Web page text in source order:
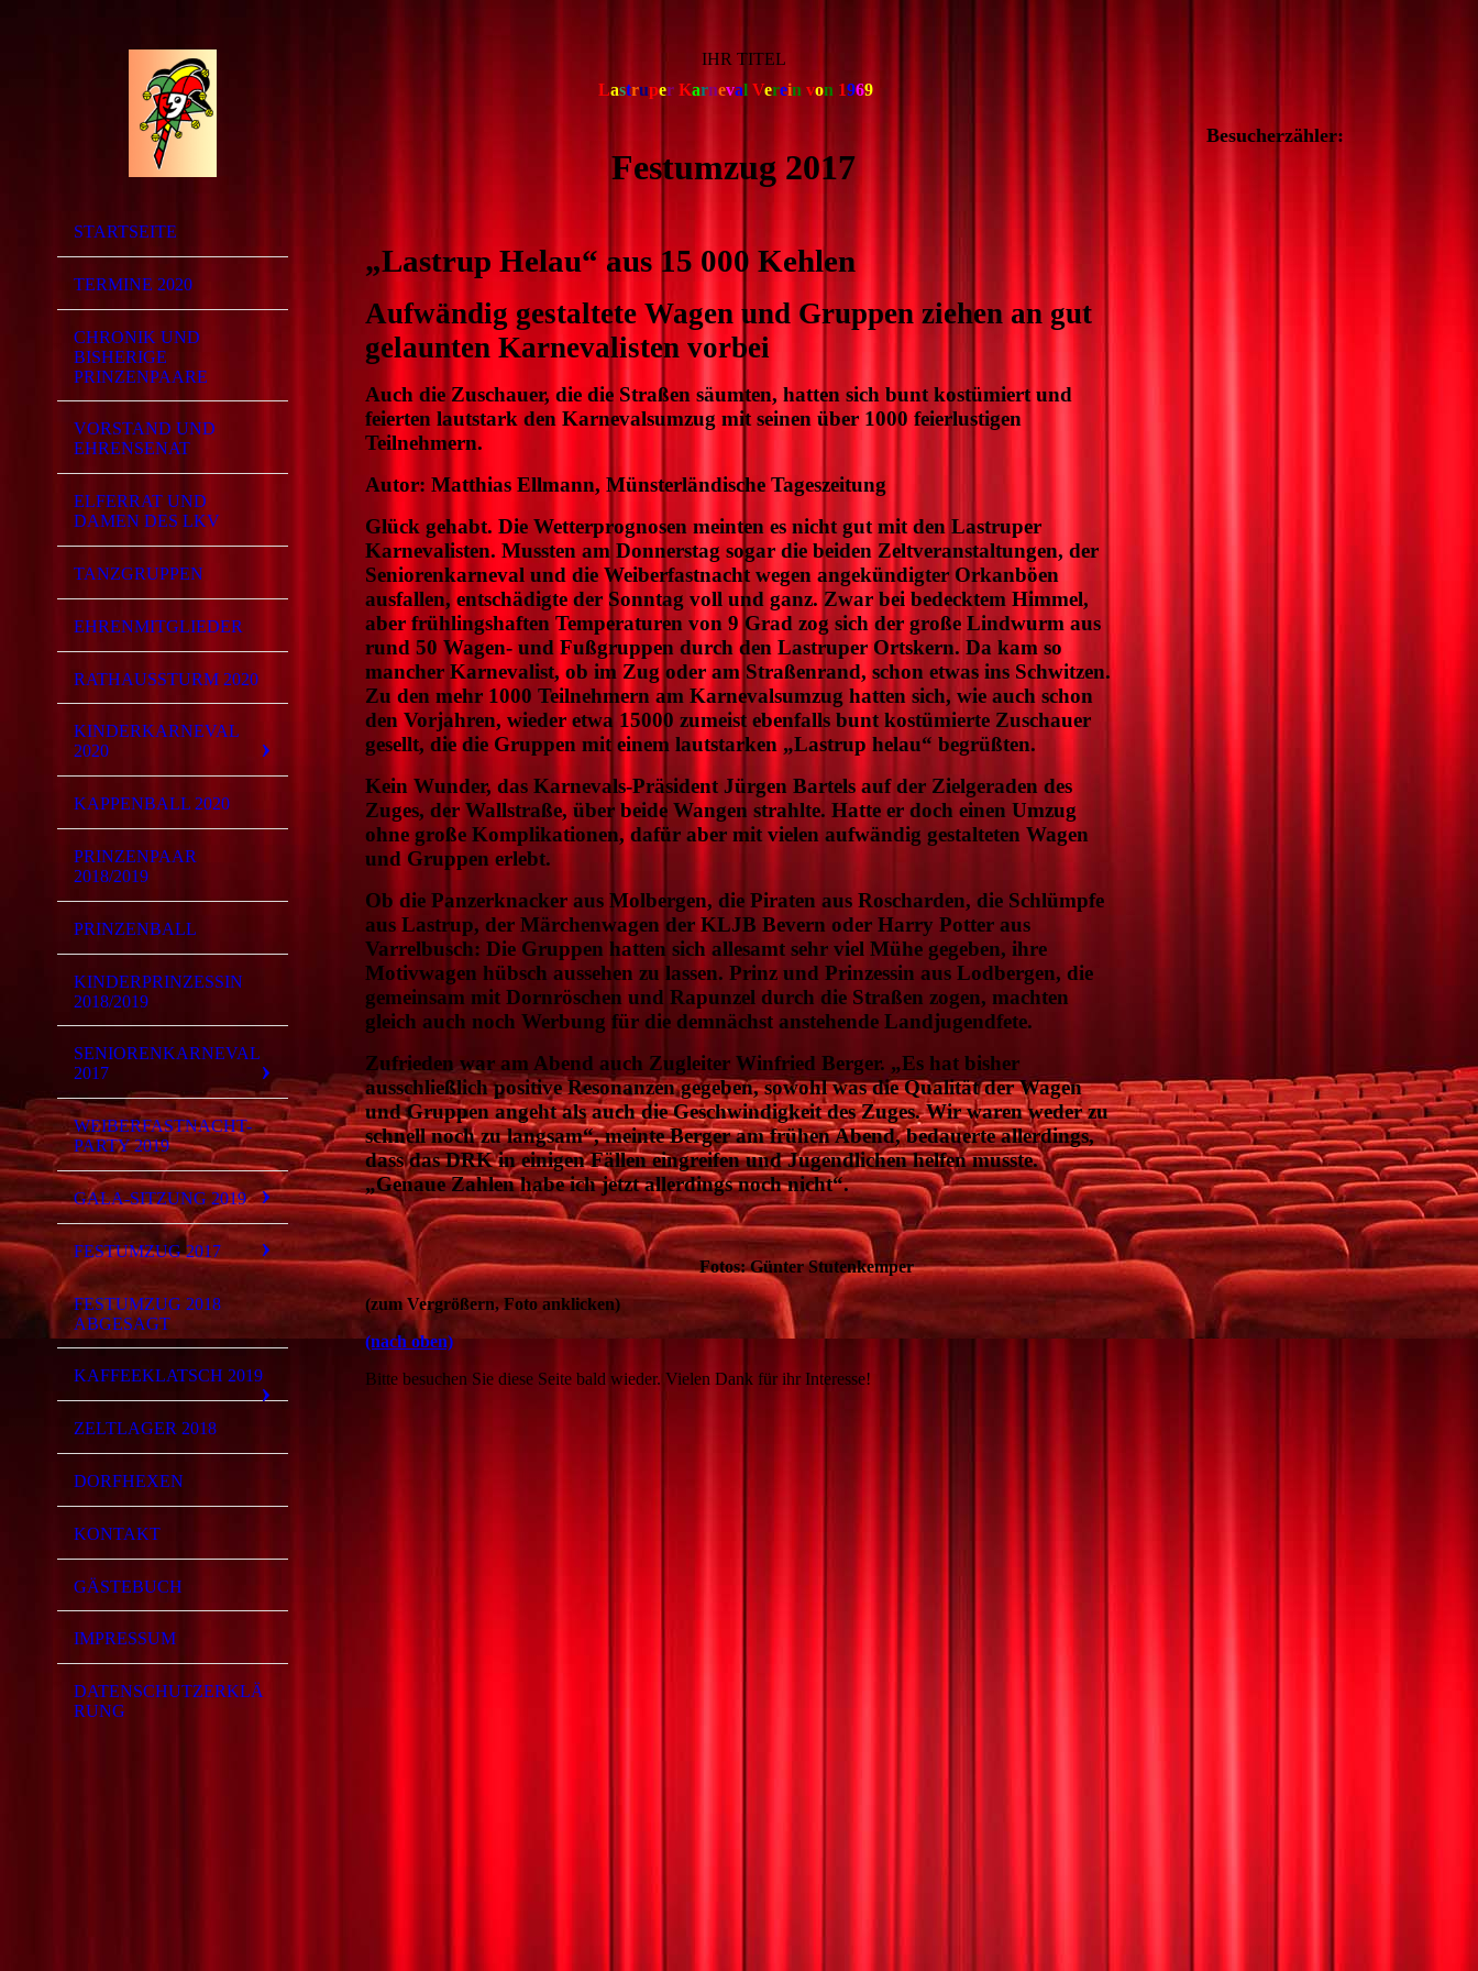
STARTSEITE
TERMINE 2020
CHRONIK UND
BISHERIGE
PRINZENPAARE
VORSTAND UND
EHRENSENAT
ELFERRAT UND
DAMEN DES LKV
TANZGRUPPEN
EHRENMITGLIEDER
RATHAUSSTURM 2020
KINDERKARNEVAL
2020
KAPPENBALL 2020
PRINZENPAAR
2018/2019
PRINZENBALL
KINDERPRINZESSIN
2018/2019
SENIORENKARNEVAL
2017
WEIBERFASTNACHT-
PARTY 2019
GALA-SITZUNG 2019
FESTUMZUG 2017
FESTUMZUG 2018
ABGESAGT
KAFFEEKLATSCH 2019
ZELTLAGER 2018
DORFHEXEN
KONTAKT
GÄSTEBUCH
IMPRESSUM
DATENSCHUTZERKLÄ
RUNG
IHR TITEL
Lastruper Karneval Verein von 1969
Festumzug 2017
„Lastrup Helau“ aus 15 000 Kehlen
Aufwändig gestaltete Wagen und Gruppen ziehen an gut
gelaunten Karnevalisten vorbei
Auch die Zuschauer, die die Straßen säumten, hatten sich bunt kostümiert und
feierten lautstark den Karnevalsumzug mit seinen über 1000 feierlustigen
Teilnehmern.
Autor: Matthias Ellmann, Münsterländische Tageszeitung
Glück gehabt. Die Wetterprognosen meinten es nicht gut mit den Lastruper
Karnevalisten. Mussten am Donnerstag sogar die beiden Zeltveranstaltungen, der
Seniorenkarneval und die Weiberfastnacht wegen angekündigter Orkanböen
ausfallen, entschädigte der Sonntag voll und ganz. Zwar bei bedecktem Himmel,
aber frühlingshaften Temperaturen von 9 Grad zog sich der große Lindwurm aus
rund 50 Wagen- und Fußgruppen durch den Lastruper Ortskern. Da kam so
mancher Karnevalist, ob im Zug oder am Straßenrand, schon etwas ins Schwitzen.
Zu den mehr 1000 Teilnehmern am Karnevalsumzug hatten sich, wie auch schon
den Vorjahren, wieder etwa 15000 zumeist ebenfalls bunt kostümierte Zuschauer
gesellt, die die Gruppen mit einem lautstarken „Lastrup helau“ begrüßten.
Kein Wunder, das Karnevals-Präsident Jürgen Bartels auf der Zielgeraden des
Zuges, der Wallstraße, über beide Wangen strahlte. Hatte er doch einen Umzug
ohne große Komplikationen, dafür aber mit vielen aufwändig gestalteten Wagen
und Gruppen erlebt.
Ob die Panzerknacker aus Molbergen, die Piraten aus Roscharden, die Schlümpfe
aus Lastrup, der Märchenwagen der KLJB Bevern oder Harry Potter aus
Varrelbusch: Die Gruppen hatten sich allesamt sehr viel Mühe gegeben, ihre
Motivwagen hübsch aussehen zu lassen. Prinz und Prinzessin aus Lodbergen, die
gemeinsam mit Dornröschen und Rapunzel durch die Straßen zogen, machten
gleich auch noch Werbung für die demnächst anstehende Landjugendfete.
Zufrieden war am Abend auch Zugleiter Winfried Berger. „Es hat bisher
ausschließlich positive Resonanzen gegeben, sowohl was die Qualität der Wagen
und Gruppen angeht als auch die Geschwindigkeit des Zuges. Wir waren weder zu
schnell noch zu langsam“, meinte Berger am frühen Abend, bedauerte allerdings,
dass das DRK in einigen Fällen eingreifen und Jugendlichen helfen musste.
„Genaue Zahlen habe ich jetzt allerdings noch nicht“.
Fotos: Günter Stutenkemper
(zum Vergrößern, Foto anklicken)
(nach oben)
Bitte besuchen Sie diese Seite bald wieder. Vielen Dank für ihr Interesse!
Besucherzähler: